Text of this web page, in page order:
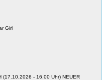
Girl
(17.10.2026 - 16.00 Uhr) NEUER